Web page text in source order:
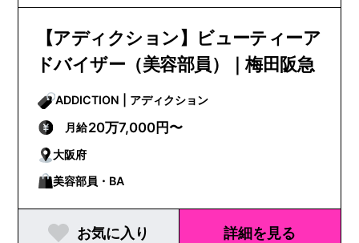
【アディクション】ビューティーア
ドバイザー（美容部員）｜梅田阪急
ADDICTION | アディクション
月給20万7,000円〜
大阪府
美容部員・BA
お気に入り 詳細を見る